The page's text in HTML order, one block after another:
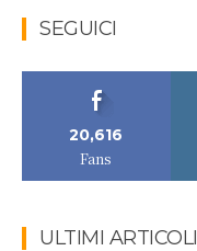
SEGUICI
20,616
Fans
ULTIMI ARTICOLI